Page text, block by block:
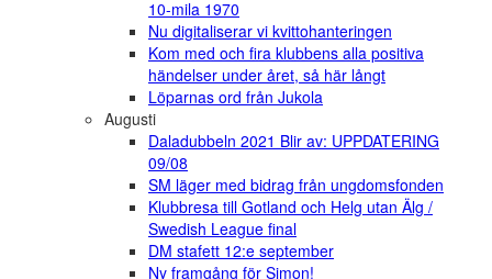
10-mila 1970
Nu digitaliserar vi kvittohanteringen
Kom med och fira klubbens alla positiva
händelser under året, så här långt
Löparnas ord från Jukola
Augusti
Daladubbeln 2021 Blir av: UPPDATERING
09/08
SM läger med bidrag från ungdomsfonden
Klubbresa till Gotland och Helg utan Älg /
Swedish League final
DM stafett 12:e september
Ny framgång för Simon!